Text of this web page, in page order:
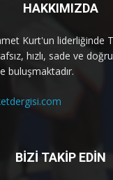
HAKKIMIZDA
Kurt'un liderliğinde
hızlı, sade ve
buluşmaktadır.
BİZİ TAKİP EDİN